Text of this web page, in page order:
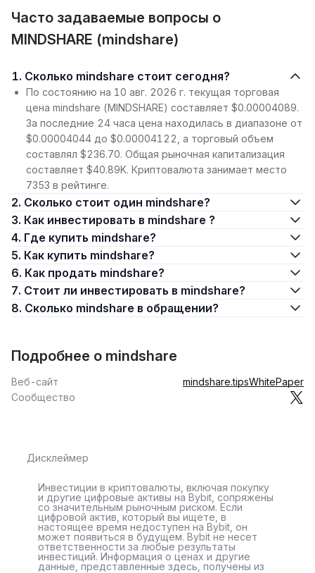
Часто задаваемые вопросы о
MINDSHARE (mindshare)
1. Сколько mindshare стоит сегодня?
По состоянию на 10 авг. 2026 г. текущая торговая
цена mindshare (MINDSHARE) составляет $0.00004089.
За последние 24 часа цена находилась в диапазоне от
$0.00004044 до $0.00004122, а торговый объем
составлял $236.70. Общая рыночная капитализация
составляет $40.89K. Криптовалюта занимает место
7353 в рейтинге.
2. Сколько стоит один mindshare?
3. Как инвестировать в mindshare ?
4. Где купить mindshare?
5. Как купить mindshare?
6. Как продать mindshare?
7. Стоит ли инвестировать в mindshare?
8. Сколько mindshare в обращении?
Подробнее о mindshare
Веб-сайт mindshare.tipsWhitePaper
Сообщество
Дисклеймер
Инвестиции в криптовалюты, включая покупку
и другие цифровые активы на Bybit, сопряжены
со значительным рыночным риском. Если
цифровой актив, который вы ищете, в
настоящее время недоступен на Bybit, он
может появиться в будущем. Bybit не несет
ответственности за любые результаты
инвестиций. Информация о ценах и другие
данные, представленные здесь, получены из